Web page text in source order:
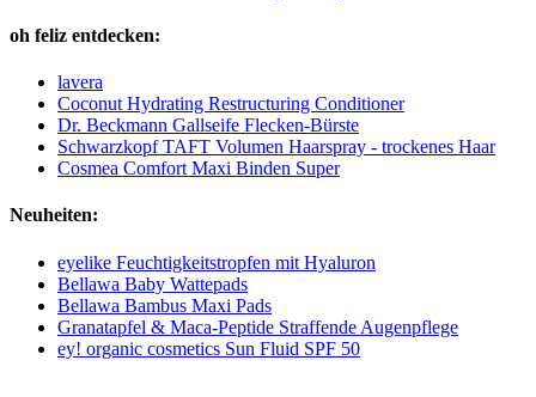
oh feliz entdecken:
lavera
Coconut Hydrating Restructuring Conditioner
Dr. Beckmann Gallseife Flecken-Bürste
Schwarzkopf TAFT Volumen Haarspray - trockenes Haar
Cosmea Comfort Maxi Binden Super
Neuheiten:
eyelike Feuchtigkeitstropfen mit Hyaluron
Bellawa Baby Wattepads
Bellawa Bambus Maxi Pads
Granatapfel & Maca-Peptide Straffende Augenpflege
ey! organic cosmetics Sun Fluid SPF 50